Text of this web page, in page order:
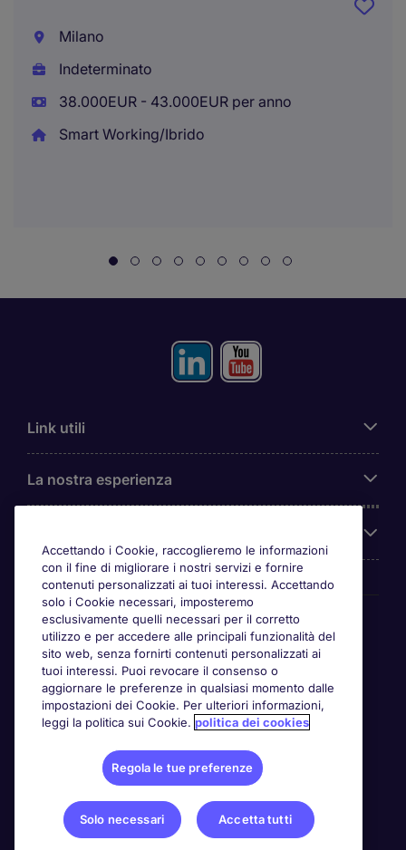
Milano
Indeterminato
38.000EUR - 43.000EUR per anno
Smart Working/Ibrido
Link utili
La nostra esperienza
Awards
Accettando i Cookie, raccoglieremo le informazioni
con il fine di migliorare i nostri servizi e fornire
contenuti personalizzati ai tuoi interessi. Accettando
solo i Cookie necessari, imposteremo
esclusivamente quelli necessari per il corretto
utilizzo e per accedere alle principali funzionalità del
sito web, senza fornirti contenuti personalizzati ai
tuoi interessi. Puoi revocare il consenso o
aggiornare le preferenze in qualsiasi momento dalle
impostazioni dei Cookie. Per ulteriori informazioni,
leggi la politica sui Cookie. politica dei cookies
Regola le tue preferenze
Solo necessari Accetta tutti